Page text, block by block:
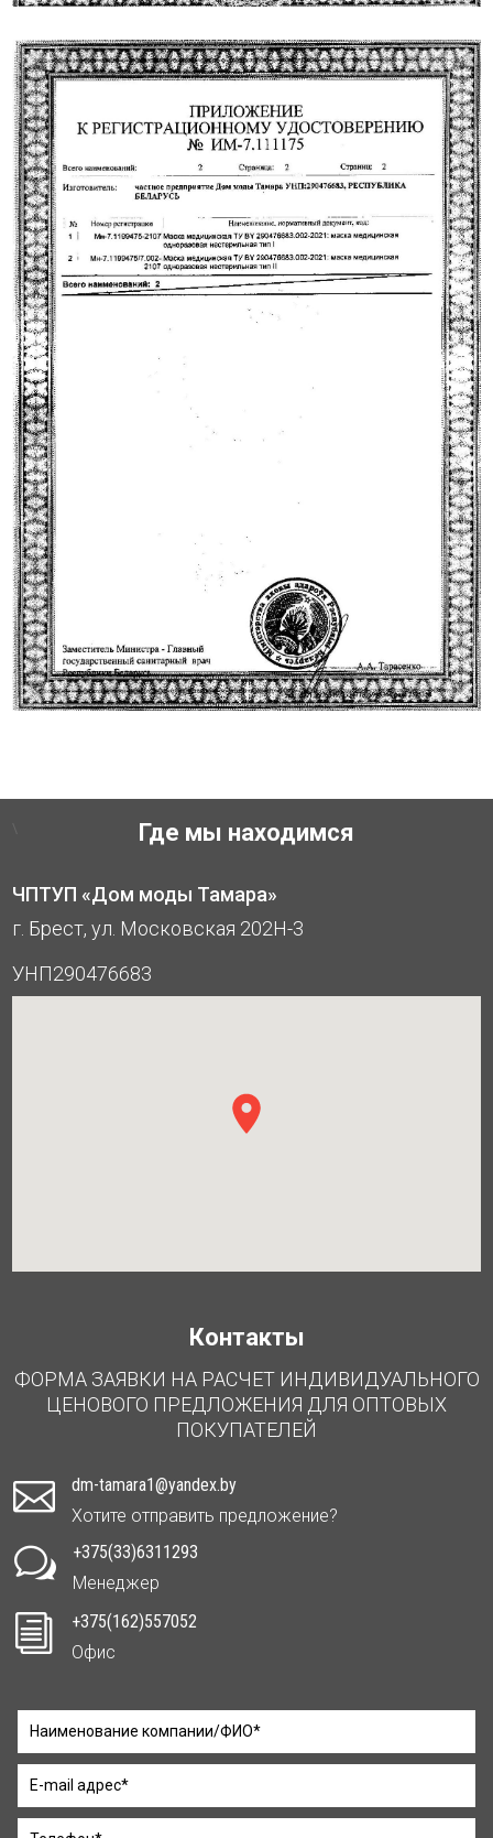
Где мы находимся
ЧПТУП «Дом моды Тамара»
г. Брест, ул. Московская 202Н-3
УНП290476683
Контакты
ФОРМА ЗАЯВКИ НА РАСЧЕТ ИНДИВИДУАЛЬНОГО
ЦЕНОВОГО ПРЕДЛОЖЕНИЯ ДЛЯ ОПТОВЫХ
ПОКУПАТЕЛЕЙ

dm-tamara1@yandex.by
Хотите отправить предложение?
w
+375(33)6311293
Менеджер
i
+375(162)557052
Офис